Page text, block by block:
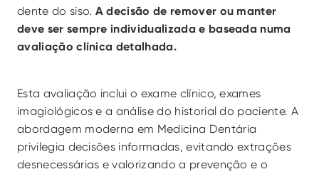
dente do siso. A decisão de remover ou manter
deve ser sempre individualizada e baseada numa
avaliação clínica detalhada.
Esta avaliação inclui o exame clínico, exames
imagiológicos e a análise do historial do paciente. A
abordagem moderna em Medicina Dentária
privilegia decisões informadas, evitando extrações
desnecessárias e valorizando a prevenção e o